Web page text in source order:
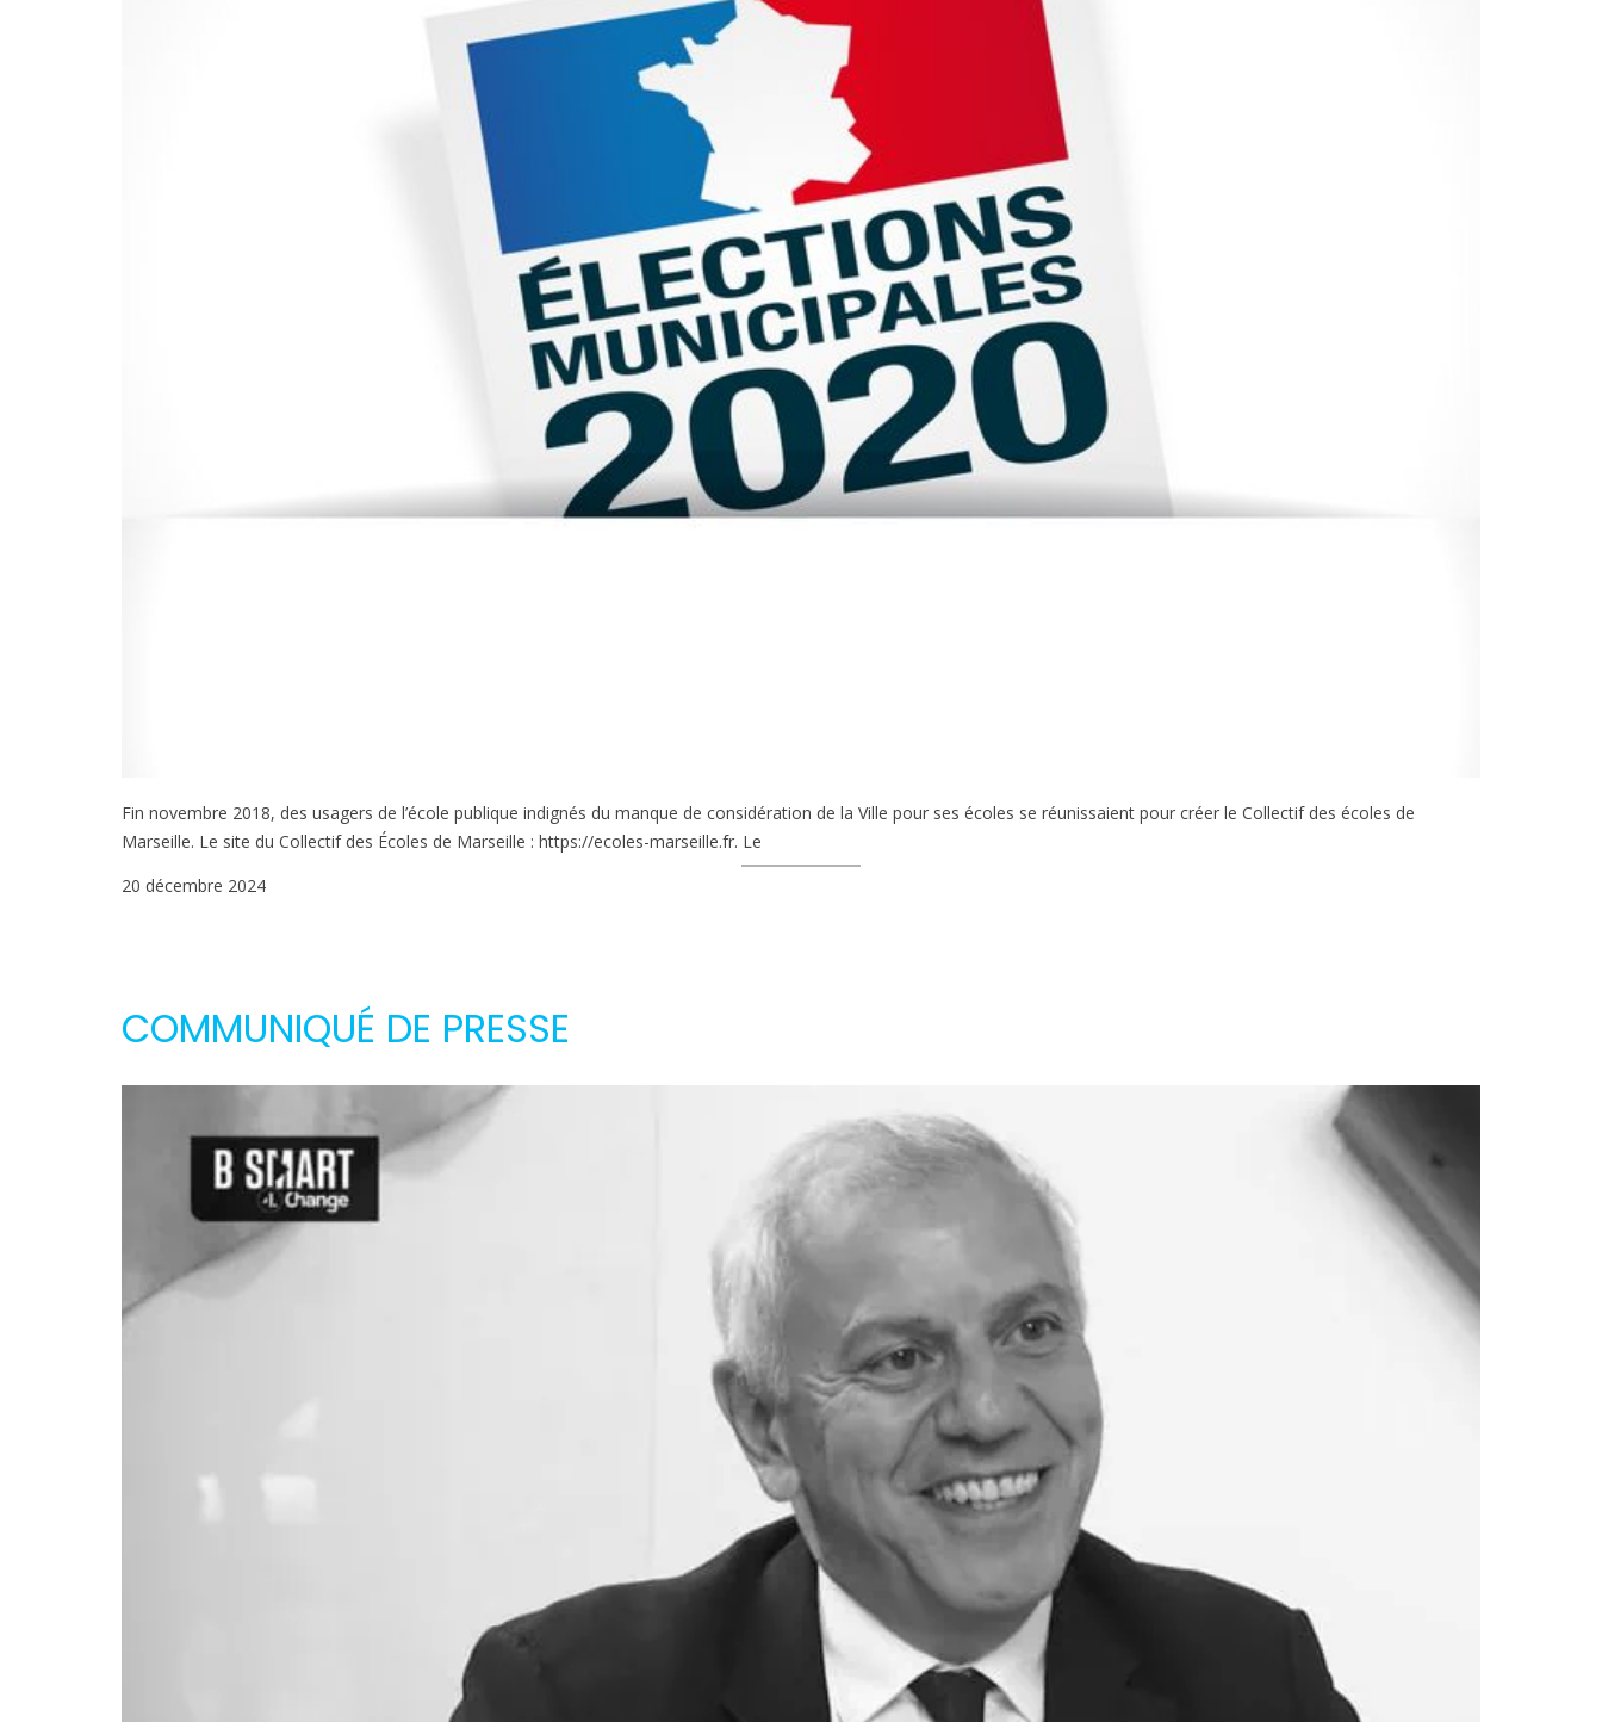
Fin novembre 2018, des usagers de l’école publique indignés du manque de considération de la Ville pour ses écoles se réunissaient pour créer le Collectif des écoles de
Marseille. Le site du Collectif des Écoles de Marseille : https://ecoles-marseille.fr. Le
20 décembre 2024
COMMUNIQUÉ DE PRESSE